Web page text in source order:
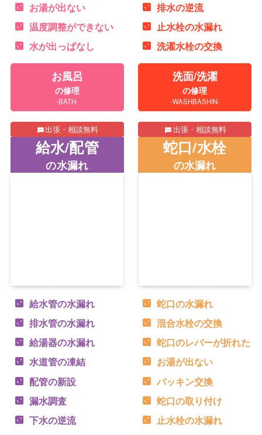
お湯が出ない
温度調整ができない
水が出っぱなし
お風呂
の修理
-BATH-
出張・相談無料
排水の逆流
止水栓の水漏れ
洗濯水栓の交換
洗面/洗濯
の修理
-WASHBASHIN-
出張・相談無料
給水/配管
の水漏れ
給水管の水漏れ
排水管の水漏れ
給湯器の水漏れ
水道管の凍結
配管の新設
漏水調査
下水の逆流
蛇口/水栓
の水漏れ
蛇口の水漏れ
混合水栓の交換
蛇口のレバーが折れた
お湯が出ない
パッキン交換
蛇口の取り付け
止水栓の水漏れ